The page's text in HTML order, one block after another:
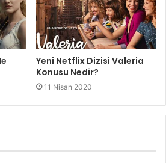
Yeni Netflix Dizisi Valeria
Konusu Nedir?
11 Nisan 2020